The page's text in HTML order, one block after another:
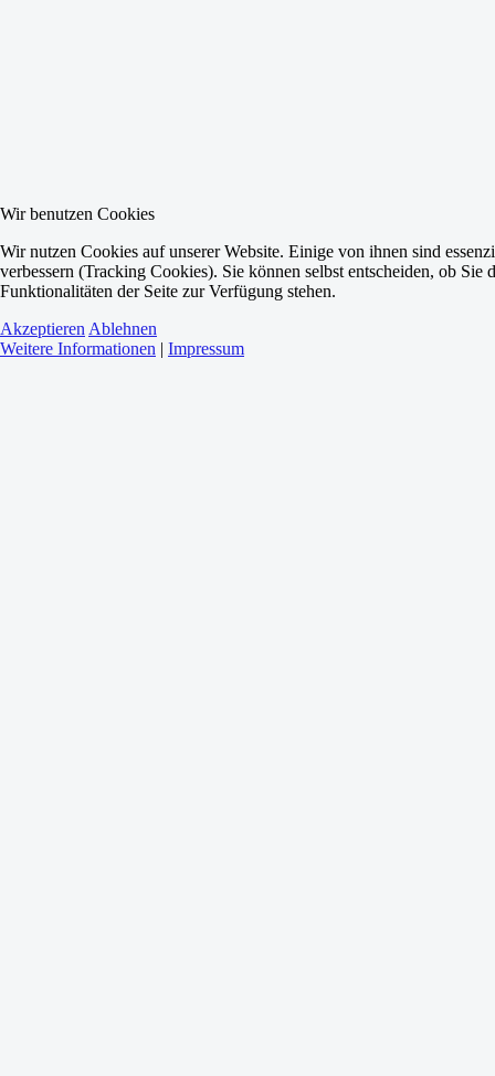
Wir benutzen Cookies
Wir nutzen Cookies auf unserer Website. Einige von ihnen sind
verbessern (Tracking Cookies). Sie können selbst entscheiden, ob
Funktionalitäten der Seite zur Verfügung stehen.
Akzeptieren Ablehnen
Weitere Informationen | Impressum